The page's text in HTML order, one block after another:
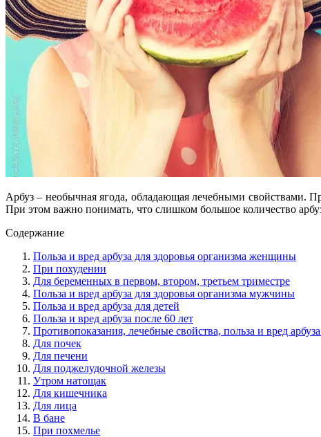
Арбуз – необычная ягода, обладающая лечебными свойствами.
При этом важно понимать, что слишком большое количество
Содержание
Польза и вред арбуза для здоровья организма женщины
При похудении
Для беременных в первом, втором, третьем триместре
Польза и вред арбуза для здоровья организма мужчины
Польза и вред арбуза для детей
Польза и вред арбуза после 60 лет
Противопоказания, лечебные свойства, польза и вред
Для почек
Для печени
Для поджелудочной железы
Утром натощак
Для кишечника
Для лица
В бане
При похмелье